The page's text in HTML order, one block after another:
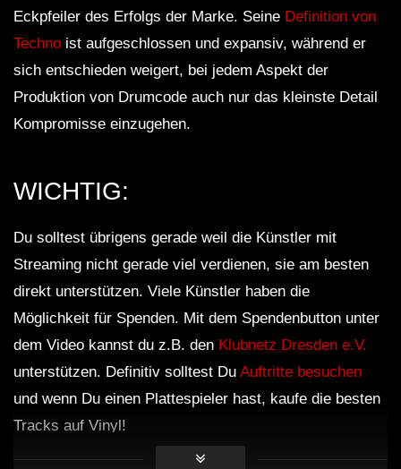
Eckpfeiler des Erfolgs der Marke. Seine Definition von
Techno ist aufgeschlossen und expansiv, während er
sich entschieden weigert, bei jedem Aspekt der
Produktion von Drumcode auch nur das kleinste Detail
Kompromisse einzugehen.
WICHTIG:
Du solltest übrigens gerade weil die Künstler mit
Streaming nicht gerade viel verdienen, sie am besten
direkt unterstützen. Viele Künstler haben die
Möglichkeit für Spenden. Mit dem Spendenbutton unter
dem Video kannst du z.B. den Klubnetz Dresden e.V.
unterstützen. Definitiv solltest Du Auftritte besuchen
und wenn Du einen Plattespieler hast, kaufe die besten
Tracks auf Vinyl!